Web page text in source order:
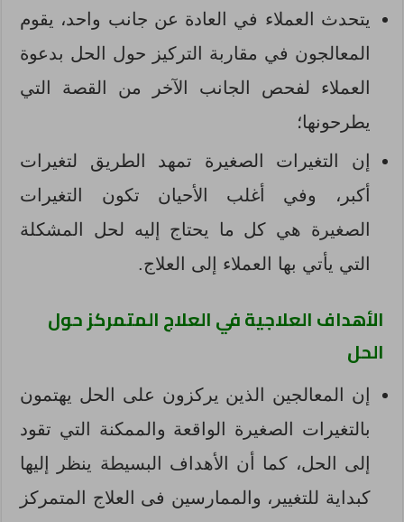
يتحدث العملاء في العادة عن جانب واحد، يقوم
المعالجون في مقاربة التركيز حول الحل بدعوة
العملاء لفحص الجانب الآخر من القصة التي
يطرحونها؛
إن التغيرات الصغيرة تمهد الطريق لتغيرات
أكبر، وفي أغلب الأحيان تكون التغيرات
الصغيرة هي كل ما يحتاج إليه لحل المشكلة
التي يأتي بها العملاء إلى العلاج.
الأهداف العلاجية في العلاج المتمركز حول
الحل
إن المعالجين الذين يركزون على الحل يهتمون
بالتغيرات الصغيرة الواقعة والممكنة التي تقود
إلى الحل، كما أن الأهداف البسيطة ينظر إليها
كبداية للتغيير، والممارسين فى العلاج المتمركز